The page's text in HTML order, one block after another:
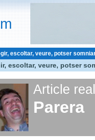
escoltar, veure, potser
escoltar, veure, potser
Article
Parera